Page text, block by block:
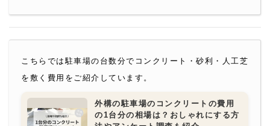
こちらでは駐車場の台数分でコンクリート・砂利・人工芝
を敷く費用をご紹介しています。
外構の駐車場のコンクリートの費用
の1台分の相場は？おしゃれにする方